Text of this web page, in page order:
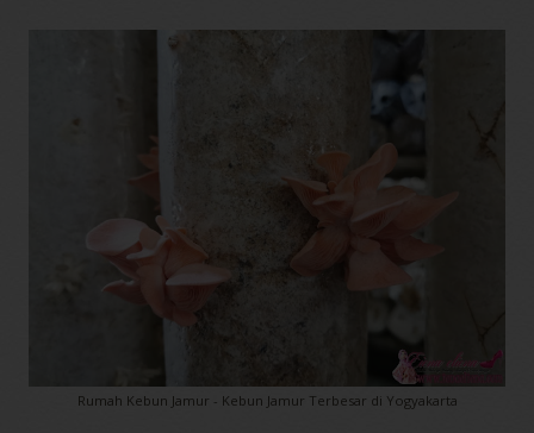
Rumah Kebun Jamur - Kebun Jamur Terbesar di Yogyakarta